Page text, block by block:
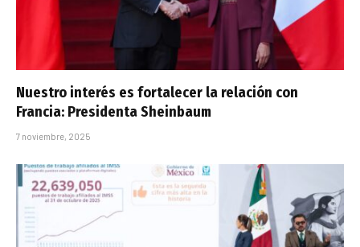
Nuestro interés es fortalecer la relación con
Francia: Presidenta Sheinbaum
7 noviembre, 2025